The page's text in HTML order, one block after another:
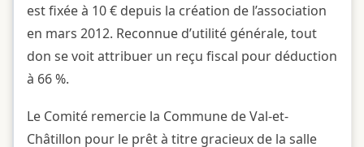
est fixée à 10 € depuis la création de l’association
en mars 2012. Reconnue d’utilité générale, tout
don se voit attribuer un reçu fiscal pour déduction
à 66 %.
Le Comité remercie la Commune de Val-et-
Châtillon pour le prêt à titre gracieux de la salle